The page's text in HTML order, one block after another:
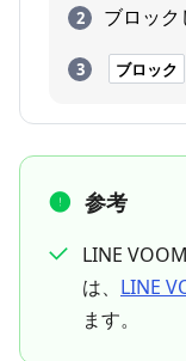
ブロッ
ブロック
参考
LINE
は、 LINE
ます。